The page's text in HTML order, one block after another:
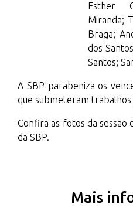
Esther
Miranda;
Braga;
dos
Santos;
A SBP parabeniza os
que submeteram trabalhos
Confira as fotos da sessão
da SBP.
Mais